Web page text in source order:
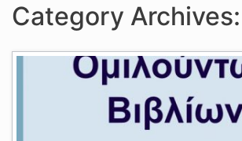
Category Archives: